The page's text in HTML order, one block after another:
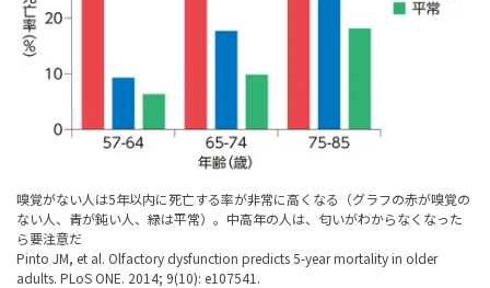
嗅覚がない人は5年以内に死亡する率が非常に高くなる（グラフの赤が嗅覚の
ない人、青が鈍い人、緑は平常）。中高年の人は、匂いがわからなくなった
ら要注意だ
Pinto JM, et al. Olfactory dysfunction predicts 5-year mortality in older
adults. PLoS ONE. 2014; 9(10): e107541.